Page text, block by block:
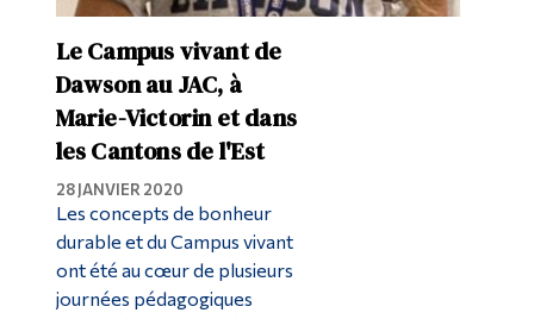
Le Campus vivant de
Dawson au JAC, à
Marie-Victorin et dans
les Cantons de l'Est
28 JANVIER 2020
Les concepts de bonheur
durable et du Campus vivant
ont été au cœur de plusieurs
journées pédagogiques